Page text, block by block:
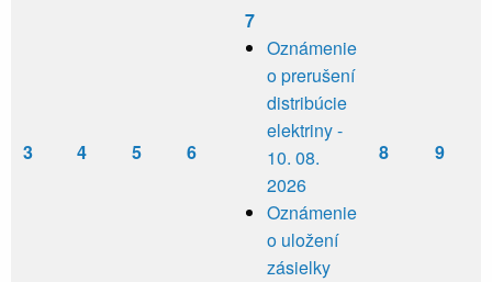
3 4 5 6
7
Oznámenie
o prerušení
distribúcie
elektriny -
10. 08.
2026
Oznámenie
o uložení
zásielky
8 9